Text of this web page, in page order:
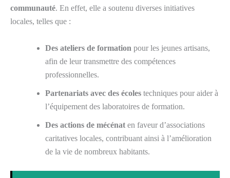
communauté. En effet, elle a soutenu diverses initiatives
locales, telles que :
Des ateliers de formation pour les jeunes artisans,
afin de leur transmettre des compétences
professionnelles.
Partenariats avec des écoles techniques pour aider à
l’équipement des laboratoires de formation.
Des actions de mécénat en faveur d’associations
caritatives locales, contribuant ainsi à l’amélioration
de la vie de nombreux habitants.